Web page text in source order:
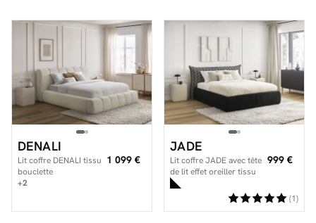
DENALI
Lit coffre DENALI tissu
bouclette
1 099 €
+2
JADE
Lit coffre JADE avec tête
de lit effet oreiller tissu
chenille
999 €
(1)